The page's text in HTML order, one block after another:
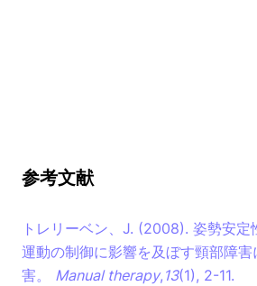
参考文献
トレリーベン、J. (2008). 姿勢安定
運動の制御に影響を及ぼす頸部障
害。 Manual therapy, 13(1), 2-11.